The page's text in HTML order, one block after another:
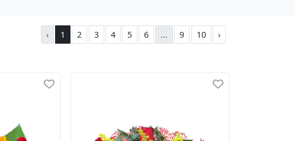
‹ 1 2 3 4 5 6 ... 9 10 ›